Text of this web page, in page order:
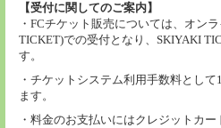
【受付に関してのご案内】
・FCチケット販売については、オン
TICKET)での受付となり、SKIYAKI
す。
・チケットシステム利用手数料とし
ます。
・料金のお支払いにはクレジットカ